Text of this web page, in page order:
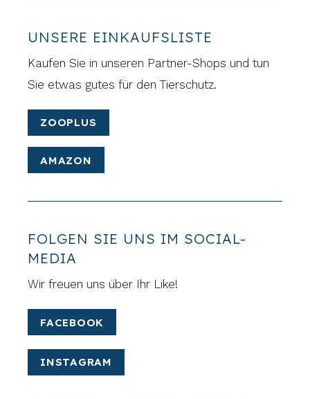
UNSERE EINKAUFSLISTE
Kaufen Sie in unseren Partner-Shops und tun
Sie etwas gutes für den Tierschutz.
ZOOPLUS
AMAZON
FOLGEN SIE UNS IM SOCIAL-
MEDIA
Wir freuen uns über Ihr Like!
FACEBOOK
INSTAGRAM